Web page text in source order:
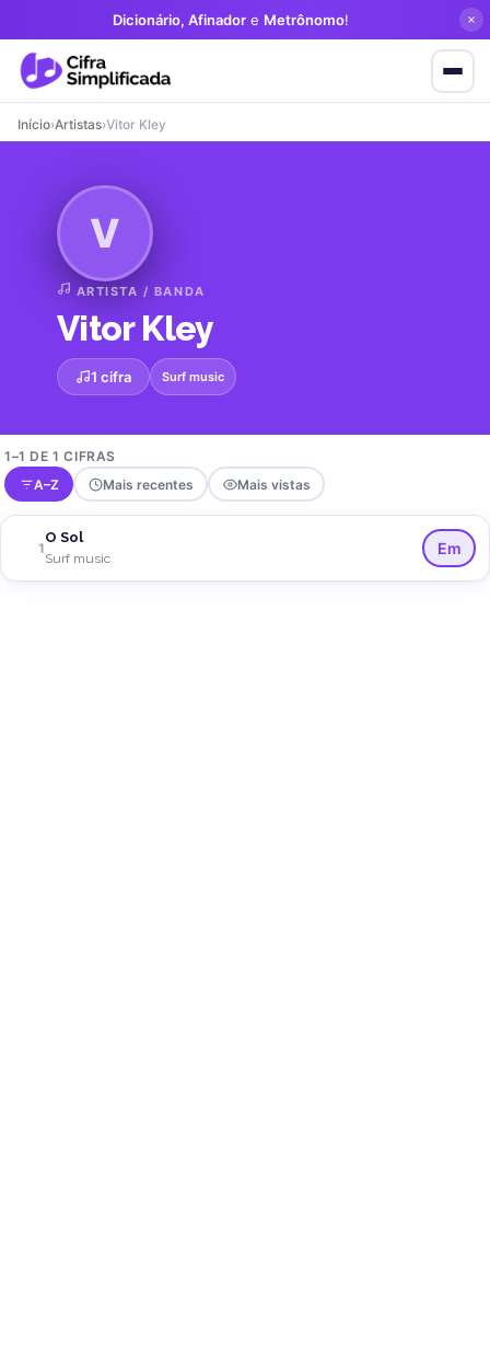
Dicionário, Afinador e Metrônomo!
Início›Artistas›Vitor Kley
V
ARTISTA / BANDA
Vitor Kley
1 cifra Surf music
1–1 DE 1 CIFRAS
A–Z
Mais recentes Mais vistas
1
O Sol
Surf music
Em